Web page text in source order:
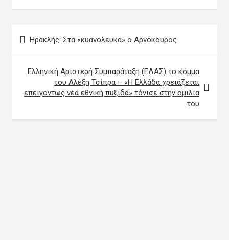
άρθρων
Ηρακλής: Στα «κυανόλευκα» ο Αρνόκουρος
Ελληνική Αριστερή Συμπαράταξη (ΕΛΑΣ) το κόμμα
του Αλέξη Τσίπρα – «Η Ελλάδα χρειάζεται
επειγόντως νέα εθνική πυξίδα» τόνισε στην ομιλία
του